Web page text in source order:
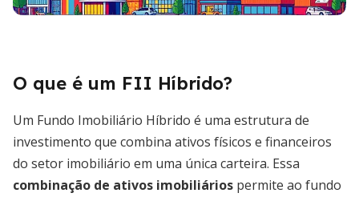
O que é um FII Híbrido?
Um Fundo Imobiliário Híbrido é uma estrutura de
investimento que combina ativos físicos e financeiros
do setor imobiliário em uma única carteira. Essa
combinação de ativos imobiliários permite ao fundo